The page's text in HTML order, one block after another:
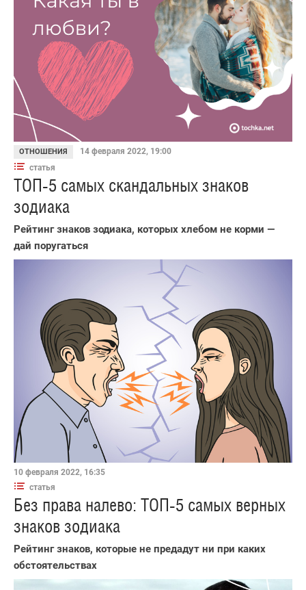
ОТНОШЕНИЯ
14 февраля 2022, 19:00
статья
ТОП-5 самых скандальных знаков
зодиака
Рейтинг знаков зодиака, которых хлебом не корми —
дай поругаться
10 февраля 2022, 16:35
статья
Без права налево: ТОП-5 самых верных
знаков зодиака
Рейтинг знаков, которые не предадут ни при каких
обстоятельствах